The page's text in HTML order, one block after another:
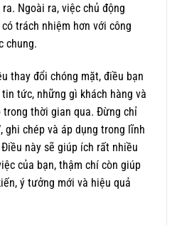
Ngoài ra, việc chủ động
trách nhiệm hơn với công
chung.
thay đổi chóng mặt, điều bạn
tức, những gì khách hàng và
trong thời gian qua. Đừng chỉ
ghi chép và áp dụng trong lĩnh
này sẽ giúp ích rất nhiều
của bạn, thậm chí còn giúp
ý tưởng mới và hiệu quả